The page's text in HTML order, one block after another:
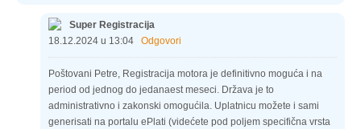
Super Registracija
18.12.2024 u 13:04 Odgovori
Poštovani Petre, Registracija motora je definitivno moguća i na
period od jednog do jedanaest meseci. Država je to
administrativno i zakonski omogućila. Uplatnicu možete i sami
generisati na portalu ePlati (videćete pod poljem specifična vrsta